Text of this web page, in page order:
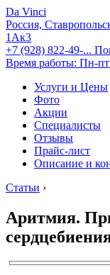
Da Vinci
Россия,
1Ак3
+7 (928) 822-49-...
Время работы: Пн-
Услуги и Цены
Фото
Акции
Специалисты
Отзывы
Прайс-лист
Описание и
Статьи ›
Аритмия.